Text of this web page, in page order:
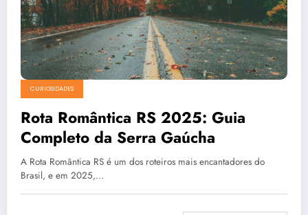
CURIOSIDADES
Rota Romântica RS 2025: Guia
Completo da Serra Gaúcha
A Rota Romântica RS é um dos roteiros mais encantadores do
Brasil, e em 2025,…